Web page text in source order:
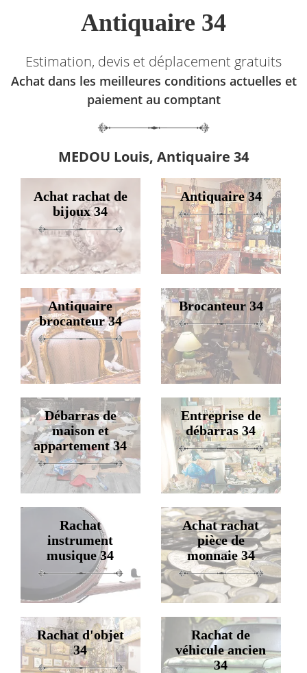
Antiquaire 34
Estimation, devis et déplacement gratuits
Achat dans les meilleures conditions actuelles et
paiement au comptant
MEDOU Louis, Antiquaire 34
Achat rachat de
bijoux 34
Antiquaire 34
Antiquaire
brocanteur 34
Brocanteur 34
Débarras de
maison et
appartement 34
Entreprise de
débarras 34
Rachat
instrument
musique 34
Achat rachat
pièce de
monnaie 34
Rachat d'objet
34
Rachat de
véhicule ancien
34